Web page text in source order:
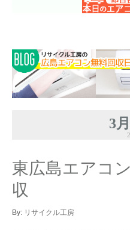
3
東広島エアコ
収
By: リサイクル工房